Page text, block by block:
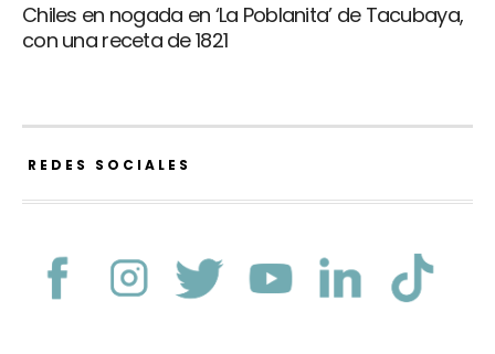
Chiles en nogada en ‘La Poblanita’ de Tacubaya,
con una receta de 1821
REDES SOCIALES